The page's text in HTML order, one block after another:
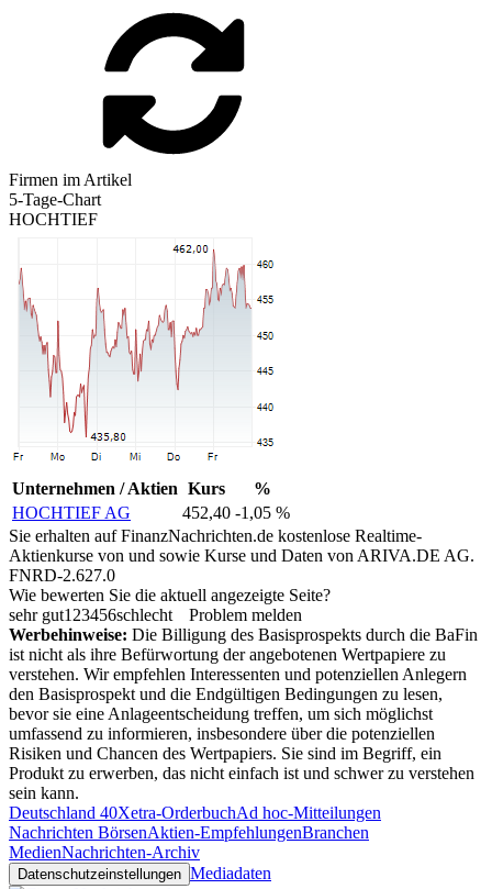
Firmen im Artikel
5-Tage-Chart
HOCHTIEF
Unternehmen / Aktien Kurs
%
HOCHTIEF AG
452,40 -1,05 %
Sie erhalten auf FinanzNachrichten.de kostenlose Realtime-
Aktienkurse von und sowie Kurse und Daten von ARIVA.DE AG.
FNRD-2.627.0
Wie bewerten Sie die aktuell angezeigte Seite?
sehr gut1 23456schlecht
Problem melden
Werbehinweise: Die Billigung des Basisprospekts durch die BaFin
ist nicht als ihre Befürwortung der angebotenen Wertpapiere zu
verstehen. Wir empfehlen Interessenten und potenziellen Anlegern
den Basisprospekt und die Endgültigen Bedingungen zu lesen,
bevor sie eine Anlageentscheidung treffen, um sich möglichst
umfassend zu informieren, insbesondere über die potenziellen
Risiken und Chancen des Wertpapiers. Sie sind im Begriff, ein
Produkt zu erwerben, das nicht einfach ist und schwer zu verstehen
sein kann.
Deutschland 40Xetra-OrderbuchAd hoc-Mitteilungen
Nachrichten BörsenAktien-EmpfehlungenBranchen
MedienNachrichten-Archiv
Datenschutzeinstellungen Mediadaten